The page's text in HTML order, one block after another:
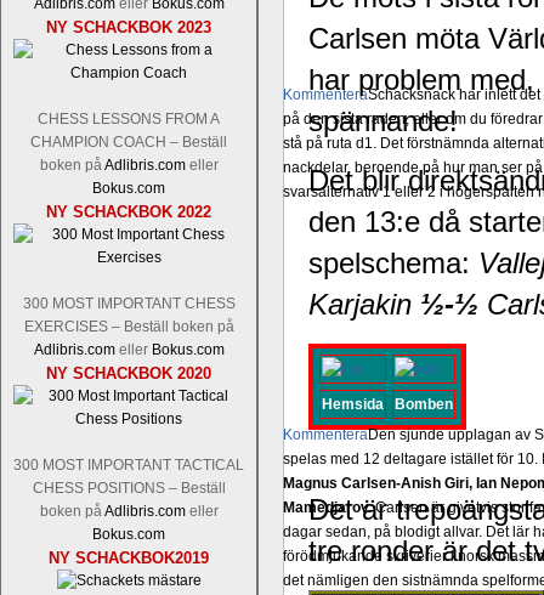
Adlibris.comeller Bokus.com
NY SCHACKBOK 2023
CHESS LESSONS FROM A
CHAMPION COACH – Beställ
boken påAdlibris.comeller
Bokus.com
NY SCHACKBOK 2022
300 MOST IMPORTANT CHESS
EXERCISES – Beställ boken på
Adlibris.comeller Bokus.com
NY SCHACKBOK 2020
300 MOST IMPORTANT TACTICAL
CHESS POSITIONS – Beställ
boken påAdlibris.comeller
Bokus.com
NY SCHACKBOK2019
KommenteraSchacksnack har inlett
på den sista raden, eller om du
stå på ruta d1. Det förstnämnda
nackdelar, beroende på hur man ser
svarsalternativ 1 eller 2 i högerspalten
KommenteraDen sjunde upplagan av
spelas med 12 deltagare istället för
Magnus Carlsen-Anish Giri, Ian
Mamedjarov.Carlsen är givetvis stor
dagar sedan, på blodigt allvar. Det lär
förödmjukande skriverier i norsk
det nämligen den sistnämnda
Carlsen möta
har problem
spännande!
Det blir
den 13:e då
spelschema:
Karjakin ½-½
Hemsida Bomben
Det är
tre ronder är det